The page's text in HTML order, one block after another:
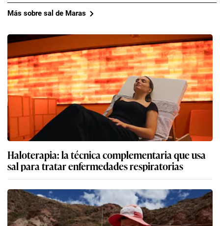
Más sobre sal de Maras
Haloterapia: la técnica complementaria que usa
sal para tratar enfermedades respiratorias